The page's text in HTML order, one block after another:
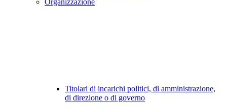
Organizzazione
Titolari di incarichi politici, di amministrazione,
di direzione o di governo